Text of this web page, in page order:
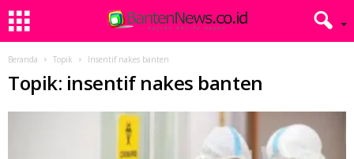
Beranda Topik Insentif nakes banten
Topik: insentif nakes banten